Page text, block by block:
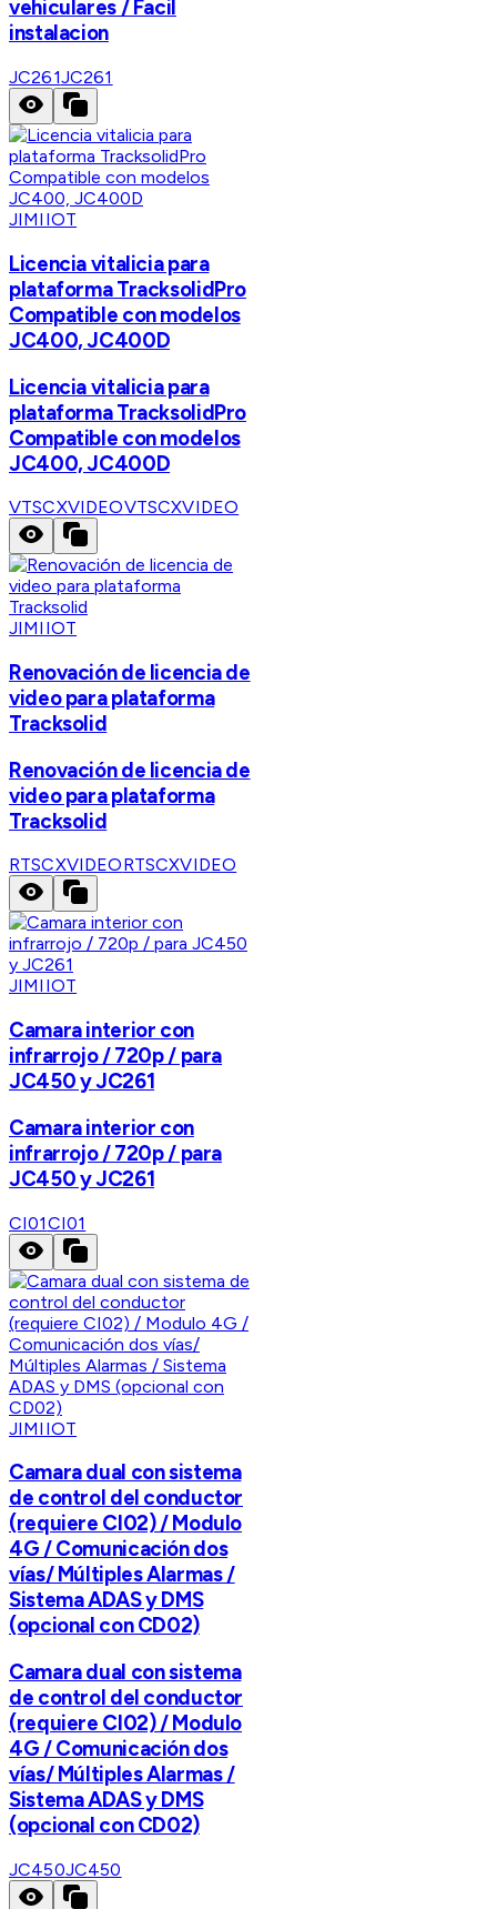
vehiculares / Facil
instalacion
JC261JC261
JIMIIOT
Licencia vitalicia para
plataforma TracksolidPro
Compatible con modelos
JC400, JC400D
Licencia vitalicia para
plataforma TracksolidPro
Compatible con modelos
JC400, JC400D
VTSCXVIDEOVTSCXVIDEO
JIMIIOT
Renovación de licencia de
video para plataforma
Tracksolid
Renovación de licencia de
video para plataforma
Tracksolid
RTSCXVIDEORTSCXVIDEO
JIMIIOT
Camara interior con
infrarrojo / 720p / para
JC450 y JC261
Camara interior con
infrarrojo / 720p / para
JC450 y JC261
CI01CI01
JIMIIOT
Camara dual con sistema
de control del conductor
(requiere CI02) / Modulo
4G / Comunicación dos
vías/ Múltiples Alarmas /
Sistema ADAS y DMS
(opcional con CD02)
Camara dual con sistema
de control del conductor
(requiere CI02) / Modulo
4G / Comunicación dos
vías/ Múltiples Alarmas /
Sistema ADAS y DMS
(opcional con CD02)
JC450JC450